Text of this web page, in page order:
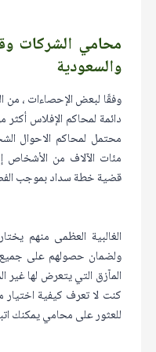
محامي الشركات
والسعودية
وفقًا لبعض الإحصاءات ،
دائمة لمحاكم الإفلاس
محتمل لمحاكم الاحوال
قضية خطة سداد بموجب الفصل 13من انظمة الافلاس
الغالبية العظمى منهم
ولضمان حصولهم على جميع
المآزق التي يتعرض لها غير
كنت لا تعرف كيفية
للعثور على محامي يمكنك